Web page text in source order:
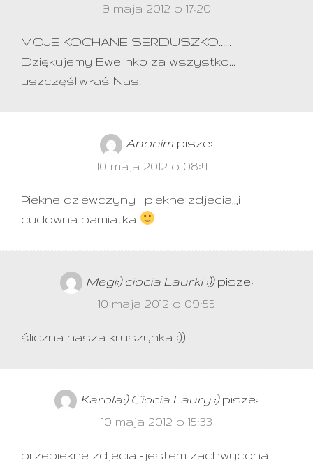
9 maja 2012 o 17:20
MOJE KOCHANE SERDUSZKO……
Dziękujemy Ewelinko za wszystko…
uszczęśliwiłaś Nas.
Anonim pisze:
10 maja 2012 o 08:44
Piekne dziewczyny i piekne zdjecia,,,i
cudowna pamiatka
Megi:) ciocia Laurki :)) pisze:
10 maja 2012 o 09:55
śliczna nasza kruszynka :))
Karola;) Ciocia Laury :) pisze:
10 maja 2012 o 15:33
przepiekne zdjecia -jestem zachwycona